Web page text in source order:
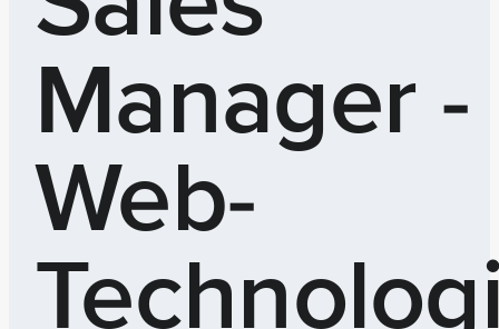
Manager -
Web-